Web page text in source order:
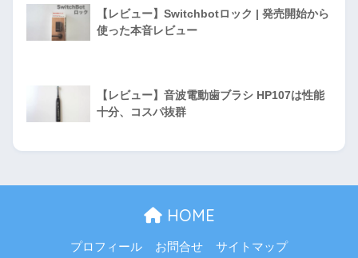
【レビュー】Switchbotロック | 発売開始から
使った本音レビュー
【レビュー】音波電動歯ブラシ HP107は性能
十分、コスパ抜群
HOME
プロフィール お問合せ サイトマップ